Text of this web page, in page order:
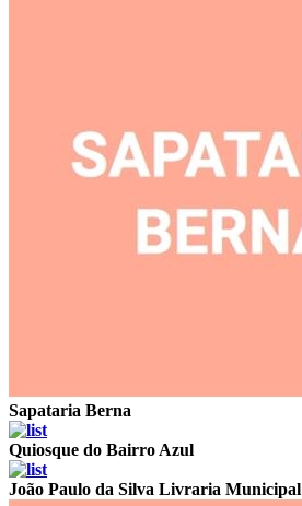
Sapataria Berna
Quiosque do Bairro Azul
João Paulo da Silva Livraria Municipal